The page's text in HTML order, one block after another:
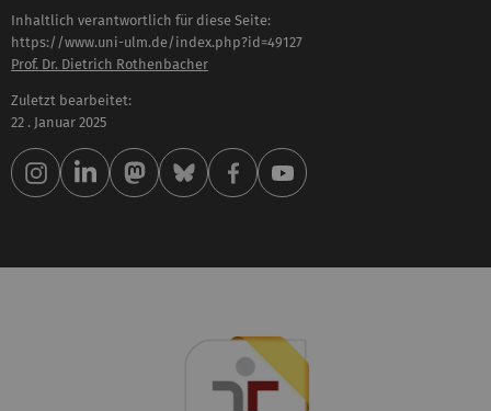
Inhaltlich verantwortlich für diese Seite:
https://www.uni-ulm.de/index.php?id=49127
Prof. Dr. Dietrich Rothenbacher
Zuletzt bearbeitet:
22 . Januar 2025